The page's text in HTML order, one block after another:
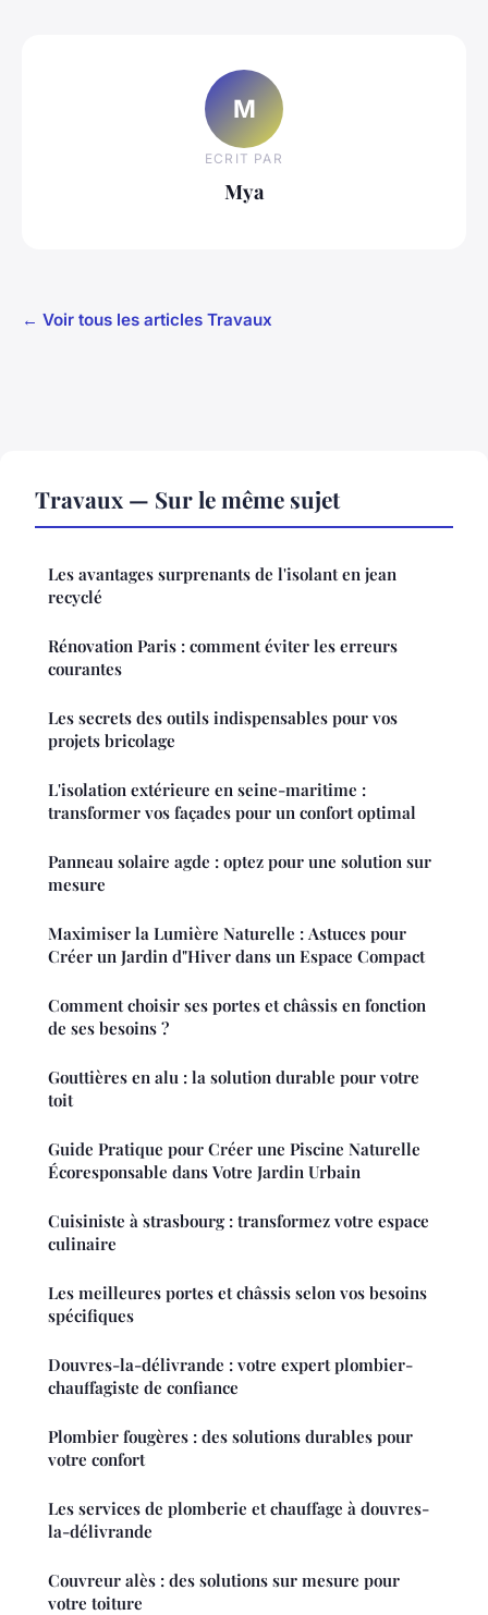
M
ECRIT PAR
Mya
← Voir tous les articles Travaux
Travaux — Sur le même sujet
Les avantages surprenants de l'isolant en jean
recyclé
Rénovation Paris : comment éviter les erreurs
courantes
Les secrets des outils indispensables pour vos
projets bricolage
L'isolation extérieure en seine-maritime :
transformer vos façades pour un confort optimal
Panneau solaire agde : optez pour une solution sur
mesure
Maximiser la Lumière Naturelle : Astuces pour
Créer un Jardin d"Hiver dans un Espace Compact
Comment choisir ses portes et châssis en fonction
de ses besoins ?
Gouttières en alu : la solution durable pour votre
toit
Guide Pratique pour Créer une Piscine Naturelle
Écoresponsable dans Votre Jardin Urbain
Cuisiniste à strasbourg : transformez votre espace
culinaire
Les meilleures portes et châssis selon vos besoins
spécifiques
Douvres-la-délivrande : votre expert plombier-
chauffagiste de confiance
Plombier fougères : des solutions durables pour
votre confort
Les services de plomberie et chauffage à douvres-
la-délivrande
Couvreur alès : des solutions sur mesure pour
votre toiture